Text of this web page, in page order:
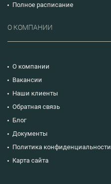
Полное расписание
О КОМПАНИИ
О компании
Вакансии
Наши клиенты
Обратная связь
Блог
Документы
Политика конфиденциальности
Карта сайта